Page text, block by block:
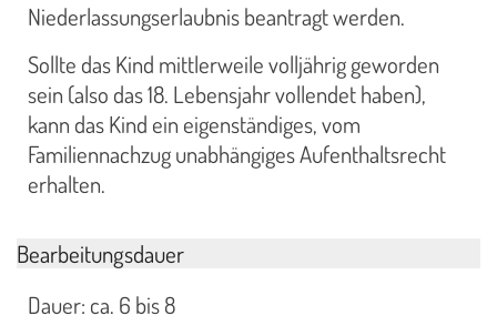
Niederlassungserlaubnis beantragt werden.
Sollte das Kind mittlerweile volljährig geworden
sein (also das 18. Lebensjahr vollendet haben),
kann das Kind ein eigenständiges, vom
Familiennachzug unabhängiges Aufenthaltsrecht
erhalten.
Bearbeitungsdauer
Dauer: ca. 6 bis 8